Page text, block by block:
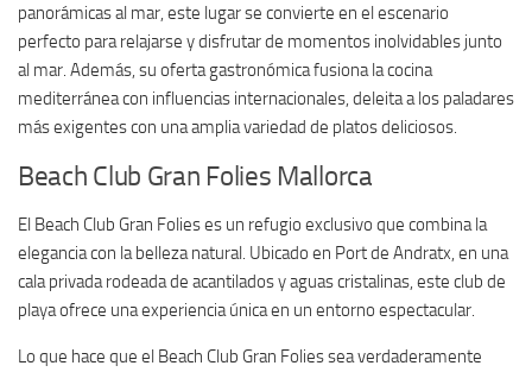
panorámicas al mar, este lugar se convierte en el escenario
perfecto para relajarse y disfrutar de momentos inolvidables junto
al mar. Además, su oferta gastronómica fusiona la cocina
mediterránea con influencias internacionales, deleita a los paladares
más exigentes con una amplia variedad de platos deliciosos.
Beach Club Gran Folies Mallorca
El Beach Club Gran Folies es un refugio exclusivo que combina la
elegancia con la belleza natural. Ubicado en Port de Andratx, en una
cala privada rodeada de acantilados y aguas cristalinas, este club de
playa ofrece una experiencia única en un entorno espectacular.
Lo que hace que el Beach Club Gran Folies sea verdaderamente